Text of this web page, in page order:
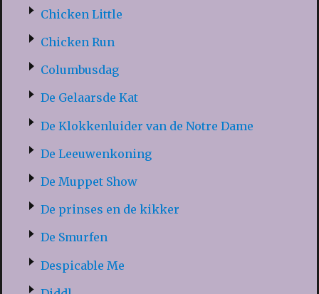
Chicken Little
Chicken Run
Columbusdag
De Gelaarsde Kat
De Klokkenluider van de Notre Dame
De Leeuwenkoning
De Muppet Show
De prinses en de kikker
De Smurfen
Despicable Me